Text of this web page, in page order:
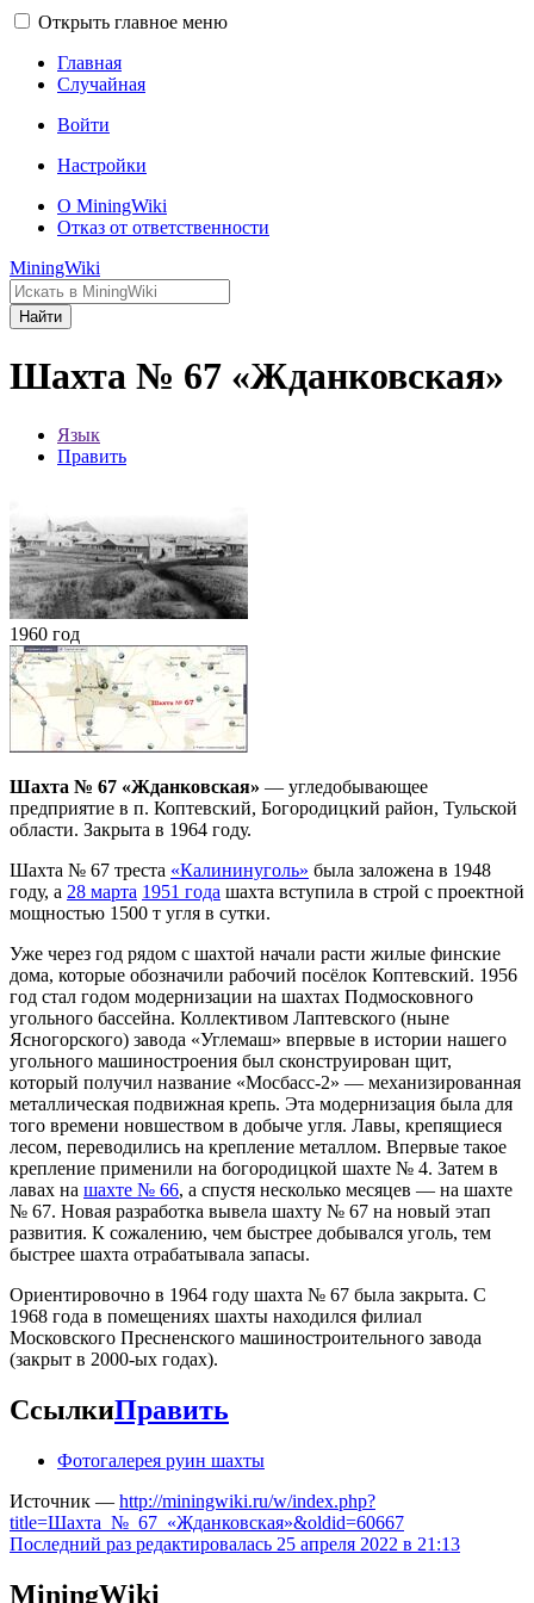
Открыть главное меню
Главная
Случайная
Войти
Настройки
О MiningWiki
Отказ от ответственности
MiningWiki
Найти
Шахта № 67 «Жданковская»
Язык
Править
1960 год
Шахта № 67 «Жданковская» — угледобывающее
предприятие в п. Коптевский, Богородицкий район, Тульской
области. Закрыта в 1964 году.
Шахта № 67 треста «Калининуголь» была заложена в 1948
году, а 28 марта 1951 года шахта вступила в строй с проектной
мощностью 1500 т угля в сутки.
Уже через год рядом с шахтой начали расти жилые финские
дома, которые обозначили рабочий посёлок Коптевский. 1956
год стал годом модернизации на шахтах Подмосковного
угольного бассейна. Коллективом Лаптевского (ныне
Ясногорского) завода «Углемаш» впервые в истории нашего
угольного машиностроения был сконструирован щит,
который получил название «Мосбасс-2» — механизированная
металлическая подвижная крепь. Эта модернизация была для
того времени новшеством в добыче угля. Лавы, крепящиеся
лесом, переводились на крепление металлом. Впервые такое
крепление применили на богородицкой шахте № 4. Затем в
лавах на шахте № 66, а спустя несколько месяцев — на шахте
№ 67. Новая разработка вывела шахту № 67 на новый этап
развития. К сожалению, чем быстрее добывался уголь, тем
быстрее шахта отрабатывала запасы.
Ориентировочно в 1964 году шахта № 67 была закрыта. С
1968 года в помещениях шахты находился филиал
Московского Пресненского машиностроительного завода
(закрыт в 2000-ых годах).
СсылкиПравить
Фотогалерея руин шахты
Источник — http://miningwiki.ru/w/index.php?
title=Шахта_№_67_«Жданковская»&oldid=60667
Последний раз редактировалась 25 апреля 2022 в 21:13
MiningWiki